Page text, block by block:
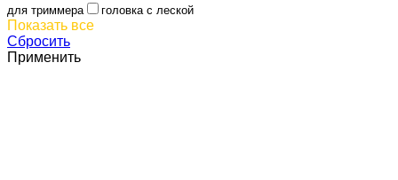
для триммера
головка с леской
Показать все
Сбросить
Применить